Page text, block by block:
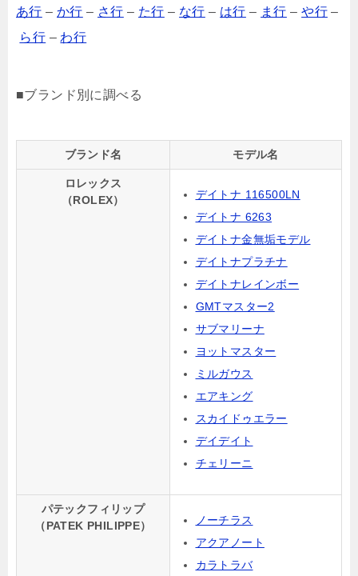
あ行 –か行 – さ行 – た行 – な行 – は行 – ま行 –や行–
ら行 – わ行
■ブランド別に調べる
ブランド名 モデル名
ロレックス
（ROLEX）
デイトナ 116500LN
デイトナ 6263
デイトナ金無垢モデル
デイトナプラチナ
デイトナレインボー
GMTマスター2
サブマリーナ
ヨットマスター
ミルガウス
エアキング
スカイドゥエラー
デイデイト
チェリーニ
パテックフィリップ
（PATEK PHILIPPE）
ノーチラス
アクアノート
カラトラバ